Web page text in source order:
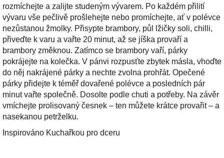
rozmíchejte a zalijte studeným vývarem. Po každém přilití
vývaru vše pečlivě prošlehejte nebo promíchejte, ať v polévce
nezůstanou žmolky. Přisypte brambory, půl lžičky soli, chilli,
přiveďte k varu a vařte 20 minut, až se jíška provaří a
brambory změknou. Zatímco se brambory vaří, párky
pokrájejte na kolečka. V pánvi rozpusťte zbytek másla, vhoďte
do něj nakrájené párky a nechte zvolna prohřát. Opečené
párky přidejte k téměř dovařené polévce a posledních pár
minut vařte společně. Dosolte podle chuti a potřeby. Na závěr
vmíchejte prolisovaný česnek – ten můžete krátce provařit – a
nasekanou petrželku.
Inspirováno Kuchařkou pro dceru